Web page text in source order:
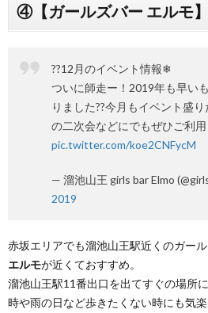
④【ガールズバー エルモ】
??12月のイベント情報❄
ついに師走ー！2019年も早い
りました??今月もイベント盛
の二次会などにでもぜひご利用
pic.twitter.com/koe2CNFycM
— 溜池山王 girls bar Elmo
2019
赤坂エリアでも溜池山王駅近くのガール
エルモが近くておすすめ。
溜池山王駅11番出口を出てすぐの場所
時や雨の日など歩きたくない時にも気